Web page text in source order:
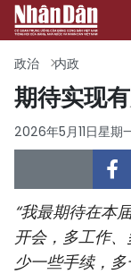
政治 内政
期待实现
2026年5月11日星期
“我最期待在本
开会，多工作
少一些手续，多